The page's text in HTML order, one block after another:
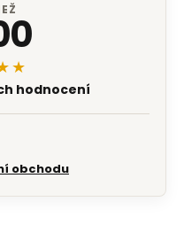
hodnocení
obchodu